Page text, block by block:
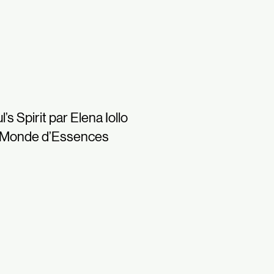
Spirit par Elena Iollo
d’Essences